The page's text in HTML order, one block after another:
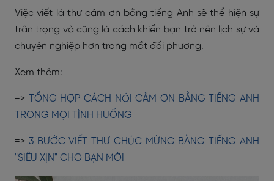
Việc viết lá thư cảm ơn bằng tiếng Anh sẽ thể hiện sự
trân trọng và cũng là cách khiến bạn trở nên lịch sự và
chuyên nghiệp hơn trong mắt đối phương.
Xem thêm:
=>
TỔNG HỢP CÁCH NÓI CẢM ƠN BẰNG TIẾNG ANH
TRONG MỌI TÌNH HUỐNG
=> 3 BƯỚC VIẾT THƯ CHÚC MỪNG BẰNG TIẾNG ANH
"SIÊU XỊN" CHO BẠN MỚI